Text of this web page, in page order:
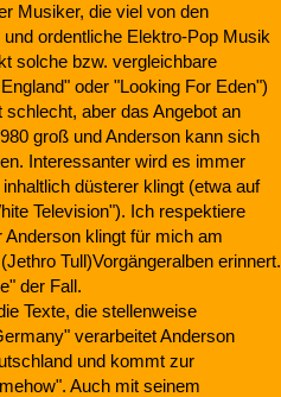
Musiker, die viel von den
ordentliche Elektro-Pop Musik
solche bzw. vergleichbare
oder "Looking For Eden")
aber das Angebot an
groß und Anderson kann sich
Interessanter wird es immer
düsterer klingt (etwa auf
Television"). Ich respektiere
klingt für mich am
Tull)Vorgängeralben erinnert.
der Fall.
Texte, die stellenweise
verarbeitet Anderson
und kommt zur
Auch mit seinem